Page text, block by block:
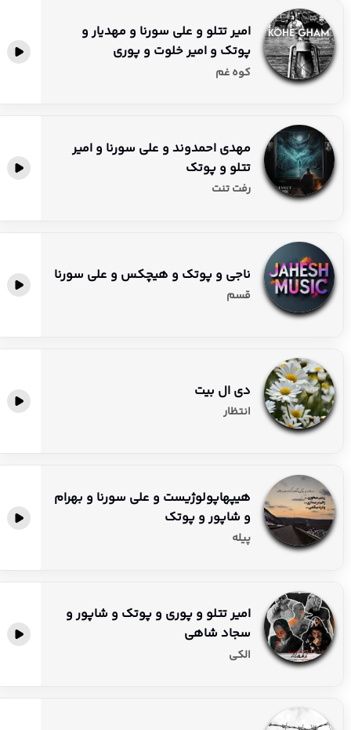
امیر تتلو و علی سورنا و مهدیار و
پوتک و امیر خلوت و پوری
کوه غم
مهدی احمدوند و علی سورنا و امیر
تتلو و پوتک
رفت تنت
ناجی و پوتک و هیچکس و علی سورنا
قسم
دی ال بیت
انتظار
هیپهاپولوژیست و علی سورنا و بهرام
و شاپور و پوتک
پیله
امیر تتلو و پوری و پوتک و شاپور و
سجاد شاهی
الکی